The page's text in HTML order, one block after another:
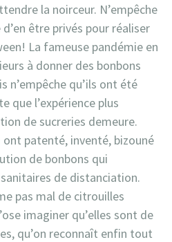
la noirceur. N’empêche
être privés pour réaliser
La fameuse pandémie en
à donner des bonbons
n’empêche qu’ils ont été
que l’expérience plus
de sucreries demeure.
ont patenté, inventé, bizouné
de bonbons qui
de distanciation.
pas mal de citrouilles
imaginer qu’elles sont de
qu’on reconnaît enfin tout